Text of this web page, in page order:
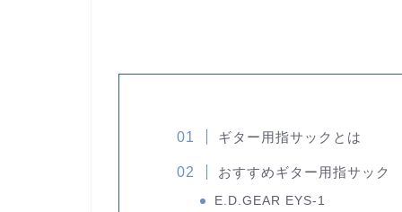
ギター用指サックとは
おすすめギター用指サック
E.D.GEAR EYS-1